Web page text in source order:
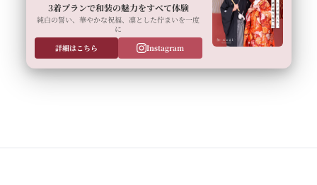
3着プランで和装の魅力をすべて体験
純白の誓い、華やかな祝福、凛とした佇まいを一度
に
詳細はこちら
Instagram